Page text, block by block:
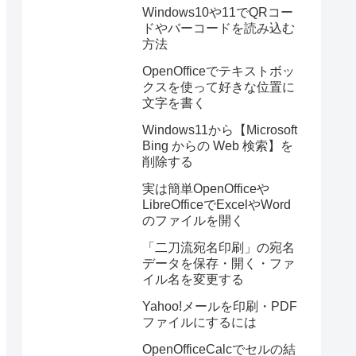
Windows10や11でQRコー
ドやバーコードを読み込む
方法
OpenOfficeでテキストボッ
クスを使って好きな位置に
文字を書く
Windows11から【Microsoft
Bing からの Web 検索】を
削除する
実は簡単OpenOfficeや
LibreOfficeでExcelやWord
のファイルを開く
「二刀流宛名印刷」の宛名
データを保存・開く・ファ
イル名を変更する
Yahoo!メールを印刷・PDF
ファイルにするには
OpenOfficeCalcでセルの結